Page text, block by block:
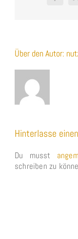
Über den Autor:
Hinterlasse
Du musst
schreiben zu